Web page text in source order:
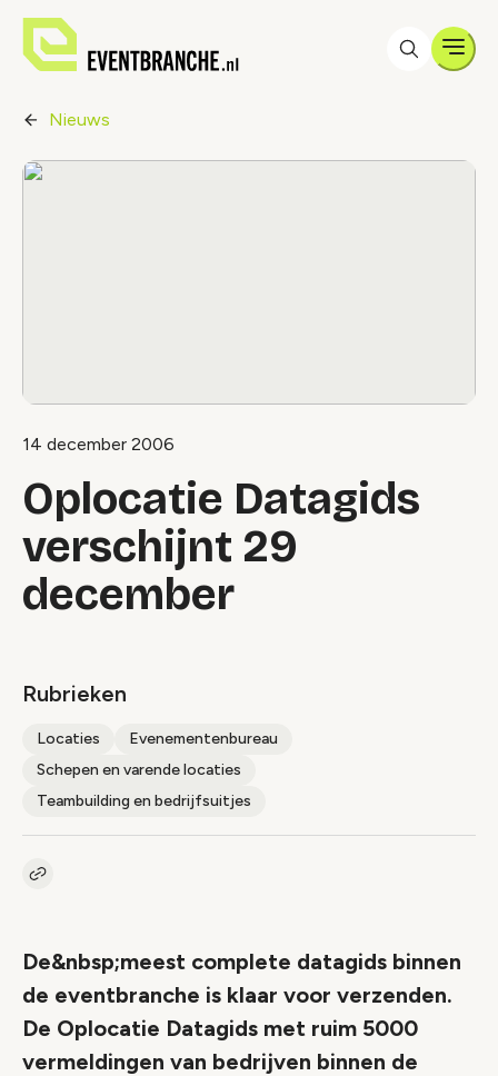
Nieuws
14 december 2006
Oplocatie Datagids
verschijnt 29
december
Rubrieken
Locaties
Evenementenbureau
Schepen en varende locaties
Teambuilding en bedrijfsuitjes
Kopieer link naar artikel
De&nbsp;meest complete datagids binnen
de eventbranche is klaar voor verzenden.
De Oplocatie Datagids met ruim 5000
vermeldingen van bedrijven binnen de